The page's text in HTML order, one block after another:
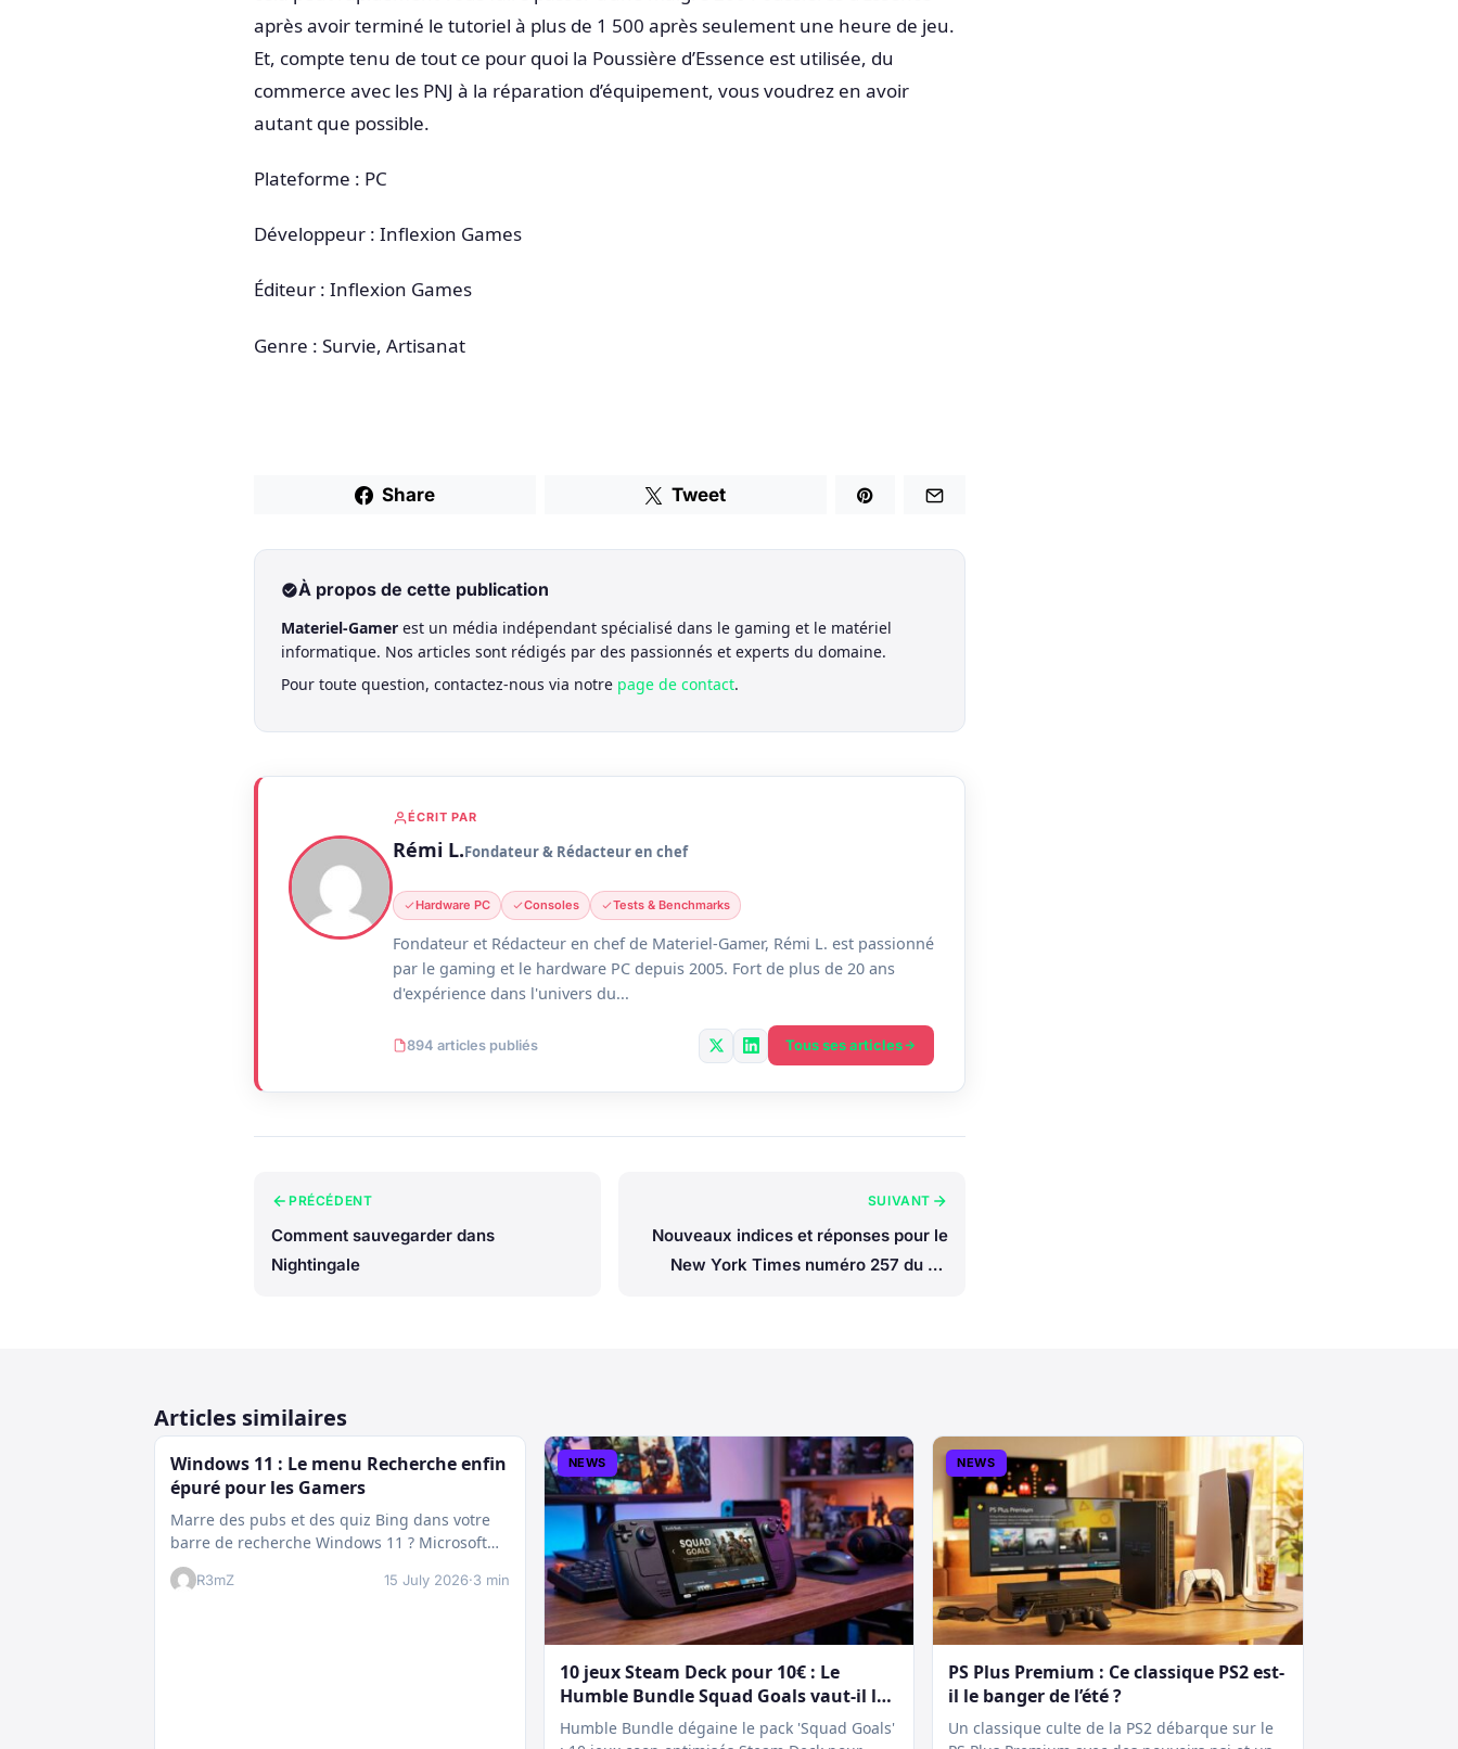
après avoir terminé le tutoriel à plus de 1 500 après seulement une heure de jeu.
Et, compte tenu de tout ce pour quoi la Poussière d’Essence est utilisée, du
commerce avec les PNJ à la réparation d’équipement, vous voudrez en avoir
autant que possible.
Plateforme : PC
Développeur : Inflexion Games
Éditeur : Inflexion Games
Genre : Survie, Artisanat
Share Tweet
À propos de cette publication
Materiel-Gamer est un média indépendant spécialisé dans le gaming et le matériel
informatique. Nos articles sont rédigés par des passionnés et experts du domaine.
Pour toute question, contactez-nous via notre page de contact.
ÉCRIT PAR
Rémi L.Fondateur & Rédacteur en chef
Hardware PC Consoles Tests & Benchmarks
Fondateur et Rédacteur en chef de Materiel-Gamer, Rémi L. est passionné
par le gaming et le hardware PC depuis 2005. Fort de plus de 20 ans
d'expérience dans l'univers du...
894 articles publiés Tous ses articles
PRÉCÉDENT
Comment sauvegarder dans
Nightingale
SUIVANT
Nouveaux indices et réponses pour le
New York Times numéro 257 du 23
Articles similaires
Windows 11 : Le menu Recherche enfin
épuré pour les Gamers
Marre des pubs et des quiz Bing dans votre
barre de recherche Windows 11 ? Microsoft
prépare enfin un nettoyage…
R3mZ 15 July 2026·3 min
NEWS
10 jeux Steam Deck pour 10€ : Le
Humble Bundle Squad Goals vaut-il le
coup ?
Humble Bundle dégaine le pack 'Squad Goals'
NEWS
PS Plus Premium : Ce classique PS2 est-
il le banger de l’été ?
Un classique culte de la PS2 débarque sur le